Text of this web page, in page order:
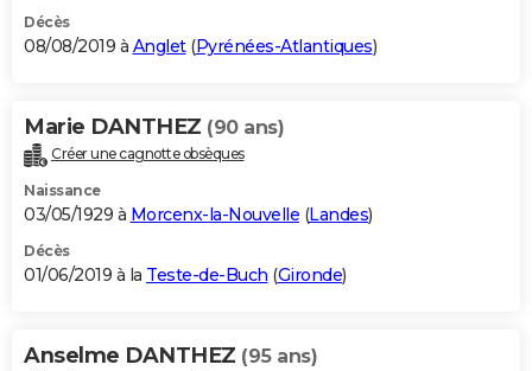
Décès
08/08/2019 à Anglet(Pyrénées-Atlantiques)
Marie DANTHEZ (90 ans)
Créer une cagnotte obsèques
Naissance
03/05/1929 à Morcenx-la-Nouvelle (Landes)
Décès
01/06/2019 à la Teste-de-Buch (Gironde)
Anselme DANTHEZ (95 ans)